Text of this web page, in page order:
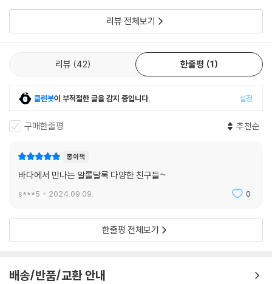
리뷰 전체보기
리뷰 42 한줄평 1
클린봇이 부적절한 글을 감지 중입니다. 설정
구매한줄평 추천순
종이책
바다에서 만나는 알롤달록 다양한 친구들~
s***5 2024.09.09. 0
한줄평 전체보기
배송/반품/교환 안내